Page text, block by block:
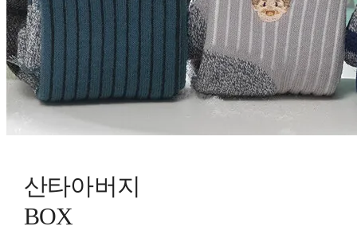
산타아버지
BOX